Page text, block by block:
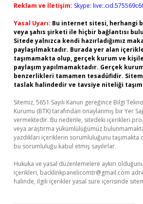
Reklam ve İletişim: Skype:
Yasal Uyarı: Bu internet sitesi, herhangi
veya şahıs şirketi ile hiçbir bağlantısı
Sitede yalnızca kendi hazırladığımız
paylaşılmaktadır. Burada yer alan
taşımamakta olup, gerçek kurum ve
paylaşım yapılmamaktadır. Gerçek
benzerlikleri tamamen tesadüfidir.
taslak halindedir ve tavsiye niteliği
Sitemiz, 5651 Sayılı Kanun gereğince Bilgi
Kurumu (BTK) tarafından onaylanmış bir Yer
vermektedir. Bu nedenle, sitedeki içerikleri
veya araştırma yükümlülüğümüz
yazdıkları içeriklerin sorumluluğunu
bu sorumluluğu kabul etmiş sayılırlar.
Hukuka ve yasal düzenlemelere aykırı
içerikleri, backlinkpanelicomtr@gmail.com
halinde, ilgili içerikler yasal süre içerisinde